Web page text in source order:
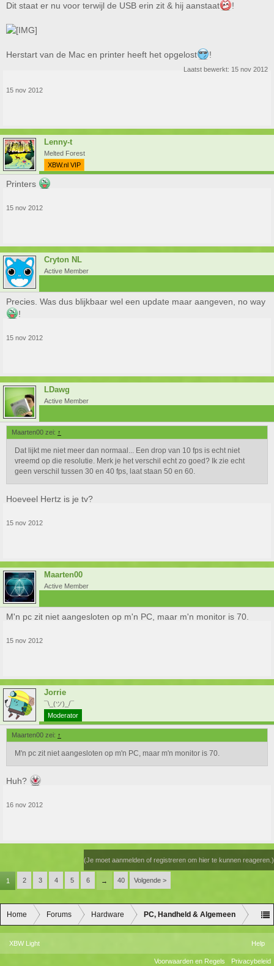
Dit staat er nu voor terwijl de USB erin zit & hij aanstaat !
Herstart van de Mac en printer heeft het opgelost !
Laatst bewerkt: 15 nov 2012
15 nov 2012
Lenny-t
Melted Forest
XBW.nl VIP
Printers
15 nov 2012
Cryton NL
Active Member
Precies. Was dus blijkbaar wel een update maar aangeven, no way
!
15 nov 2012
LDawg
Active Member
Maarten00 zei: ↑
Dat lijkt me niet meer dan normaal... Een drop van 10 fps is echt niet
vreemd op die resolutie. Merk je het verschil echt zo goed? Ik zie echt
geen verschil tussen 30 en 40 fps, laat staan 50 en 60.
Hoeveel Hertz is je tv?
15 nov 2012
Maarten00
Active Member
M'n pc zit niet aangesloten op m'n PC, maar m'n monitor is 70.
15 nov 2012
Jorrie
¯\_(ツ)_/¯
Moderator
Maarten00 zei: ↑
M'n pc zit niet aangesloten op m'n PC, maar m'n monitor is 70.
Huh?
16 nov 2012
(Je moet aanmelden of registreren om hier te kunnen reageren.)
1 2 3 4 5 6 → 40 Volgende >
Home Forums Hardware PC, Handheld & Algemeen
XBW Light Help
Voorwaarden en Regels Privacybeleid